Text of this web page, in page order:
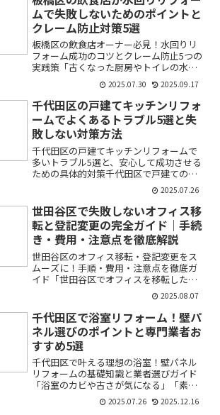
しかし、専門知識がな...
ムで失敗しないためのポイントと
クレーム防止対策5選
板橋区の飲食店オーナー必見！水回りリ
フォーム成功のコツとクレーム防止5つの
実践策「古くなった厨房やトイレの水回
りをリフォームしたいけど、どこから手
をつけていいのかわからない」「工事後
にトラブルやクレームが起きたらどうし
よう」と、不安を感じて...
2025.07.30 2025.09.17
千代田区の戸建てキッチンリフォ
ームでよくあるトラブル5選と失
敗しない対策方法
千代田区の戸建てキッチンリフォームで
多いトラブル5選と、安心して成功させる
ための具体的対策千代田区で戸建てのキ
ッチンリフォームを検討している方の中
には、「想像と違う仕上がりになるので
は？」「費用が思った以上にかかったら
どうしよう」「業者選び...
2025.07.26
世田谷区で失敗しないオフィス移
転と登記変更の完全ガイド｜手続
き・費用・注意点を徹底解説
世田谷区のオフィス移転・登記変更をス
ムーズに！手順・費用・注意点を徹底ガ
イド「世田谷区でオフィスを移転した
い、でも手続きが複雑そう」「会社の住
所変更登記って何から始めればいい
の？」このようなお悩みをお持ちではあ
りませんか？新しいオフィスで心...
2025.08.07
千代田区で浴室リフォーム！壁パ
ネル選びのポイントと専門業者お
すすめ5選
千代田区で叶える理想の浴室！壁パネル
リフォームの基礎知識と業者選びガイド
「浴室のカビや古さが気になる」「素敵
なバスルームにリフォームしたいけれ
ど、何から始めれば？」——そんなお悩
2025.07.26 2025.12.16